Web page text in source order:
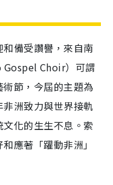
備受讚譽，來自南
Choir）可謂
節，今屆的主題為
非洲致力與世界接軌
化的生生不息。索
應著「躍動非洲」